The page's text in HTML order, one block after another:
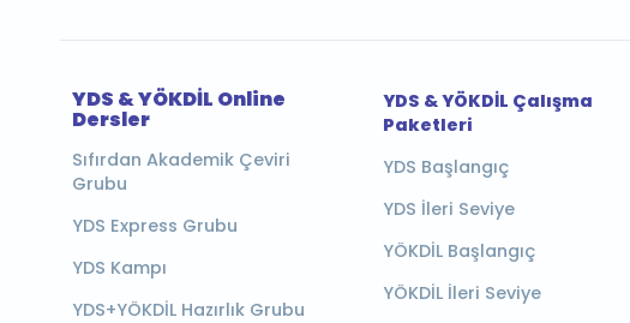
YDS & YÖKDİL Online
Dersler
Sıfırdan Akademik Çeviri
Grubu
YDS Express Grubu
YDS Kampı
YDS+YÖKDİL Hazırlık Grubu
YDS & YÖKDİL Çalışma
Paketleri
YDS Başlangıç
YDS İleri Seviye
YÖKDİL Başlangıç
YÖKDİL İleri Seviye